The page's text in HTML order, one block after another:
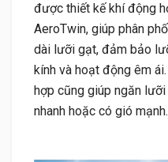
được thiết kế khí động
AeroTwin, giúp phân
dài lưỡi gạt, đảm bảo
kính và hoạt động êm
hợp cũng giúp ngăn
nhanh hoặc có gió mạnh.